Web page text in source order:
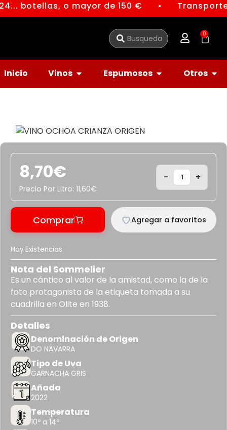
botellas, o mayor de 150 € ●
0
Inicio Vinos Espumosos Otros
8,70€
Precio Por Litro: 11,60€
- +
Comprar Agregar a favoritos
Hay Existencias
Nota del Sommelier
Es un cántico al valor de la amistad, como la de la
foto protagonista de la etiqueta tomada a su
cuadrilla en Olite en 1938.
Detalles
Denominación de Origen
DO NAVARRA
Tipo de Uva
GARNACHA GRIS
Añada
2022
Temperatura
10º a 14º